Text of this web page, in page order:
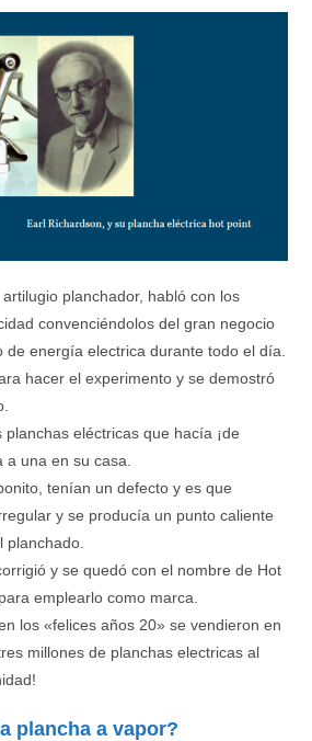
planchador, habló con los
convenciéndolos del gran negocio
energía electrica durante todo el día.
hacer el experimento y se demostró
eléctricas que hacía ¡de
una en su casa.
tenían un defecto y es que
y se producía un punto caliente
y se quedó con el nombre de Hot
emplearlo como marca.
los «felices años 20» se vendieron en
millones de planchas electricas al
plancha a vapor?